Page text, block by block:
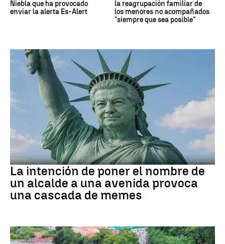
Niebla que ha provocado
enviar la alerta Es-Alert
la reagrupación familiar de
los menores no acompañados
"siempre que sea posible"
MEMES
La intención de poner el nombre de
un alcalde a una avenida provoca
una cascada de memes